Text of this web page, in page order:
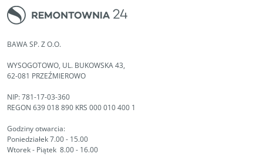
BAWA SP. Z O.O.
WYSOGOTOWO, UL. BUKOWSKA 43,
62-081 PRZEŹMIEROWO
NIP: 781-17-03-360
REGON 639 018 890 KRS 000 010 400 1
Godziny otwarcia:
Poniedziałek 7.00 - 15.00
Wtorek - Piątek 8.00 - 16.00